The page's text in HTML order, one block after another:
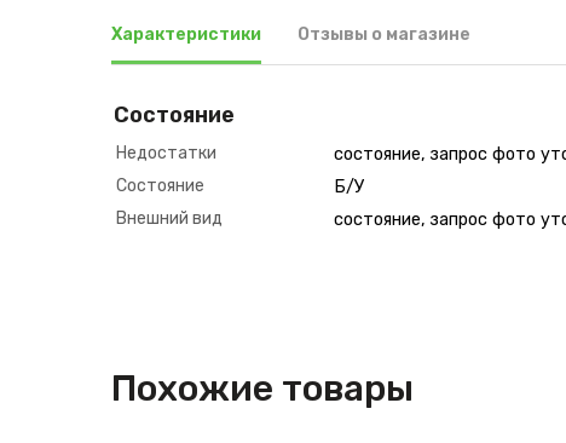
Характеристики Отзывы о магазине
Состояние
Недостатки
состояние, запрос фото
Состояние
Б/У
Внешний вид
состояние, запрос фото
Похожие товары